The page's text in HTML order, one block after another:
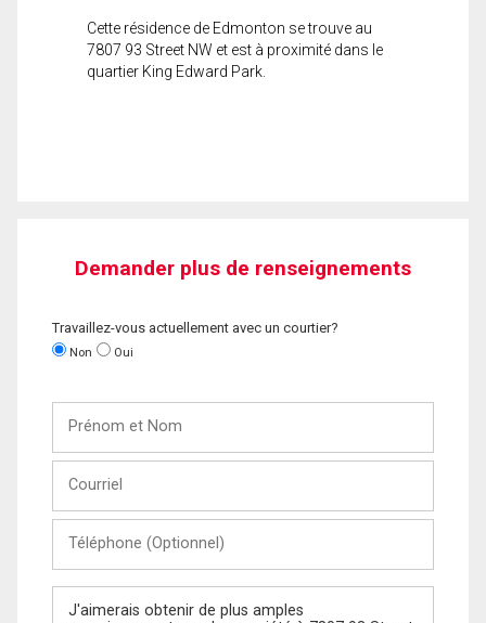
Cette résidence de Edmonton se trouve au
7807 93 Street NW et est à proximité dans le
quartier King Edward Park.
Demander plus de renseignements
Travaillez-vous actuellement avec un courtier?
Non Oui
Nom
(Optionnel)
Message